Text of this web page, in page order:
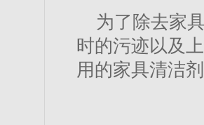
为了除去家
时的污迹以及
用的家具清洁